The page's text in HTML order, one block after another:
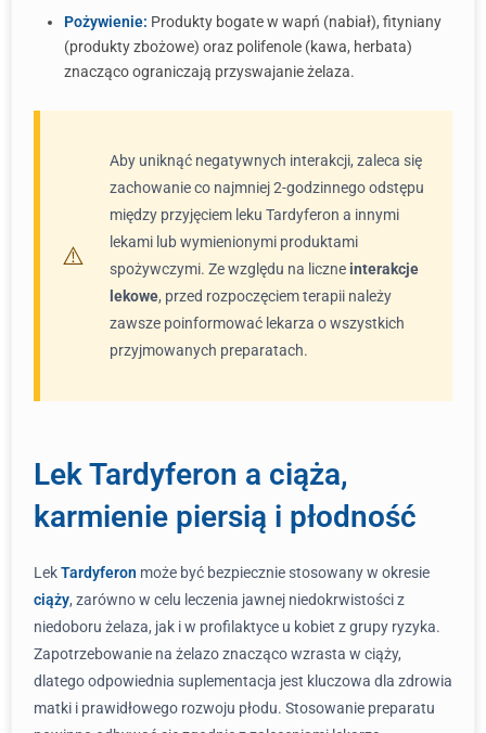
Pożywienie: Produkty bogate w wapń (nabiał), fityniany
(produkty zbożowe) oraz polifenole (kawa, herbata)
znacząco ograniczają przyswajanie żelaza.
Aby uniknąć negatywnych interakcji, zaleca się
zachowanie co najmniej 2-godzinnego odstępu
między przyjęciem leku Tardyferon a innymi
lekami lub wymienionymi produktami
spożywczymi. Ze względu na liczne interakcje
lekowe, przed rozpoczęciem terapii należy
zawsze poinformować lekarza o wszystkich
przyjmowanych preparatach.
Lek Tardyferon a ciąża,
karmienie piersią i płodność
LekTardyferon może być bezpiecznie stosowany w okresie
ciąży, zarówno w celu leczenia jawnej niedokrwistości z
niedoboru żelaza, jak i w profilaktyce u kobiet z grupy ryzyka.
Zapotrzebowanie na żelazo znacząco wzrasta w ciąży,
dlatego odpowiednia suplementacja jest kluczowa dla zdrowia
matki i prawidłowego rozwoju płodu. Stosowanie preparatu